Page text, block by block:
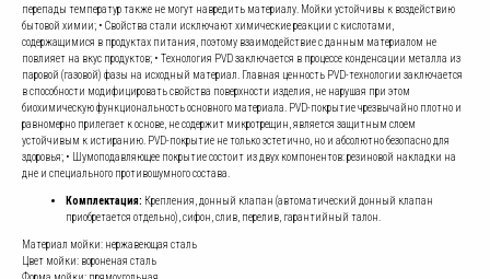
перепады температур также не могут навредить материалу. Мойки устойчивы к воздействию
бытовой химии; • Свойства стали исключают химические реакции с кислотами,
содержащимися в продуктах питания, поэтому взаимодействие с данным материалом не
повлияет на вкус продуктов; • Технология PVD заключается в процессе конденсации металла из
паровой (газовой) фазы на исходный материал. Главная ценность PVD-технологии заключается
в способности модифицировать свойства поверхности изделия, не нарушая при этом
биохимическую функциональность основного материала. PVD-покрытие чрезвычайно плотно и
равномерно прилегает к основе, не содержит микротрещин, является защитным слоем
устойчивым к истиранию. PVD-покрытие не только эстетично, но и абсолютно безопасно для
здоровья; • Шумоподавляющее покрытие состоит из двух компонентов: резиновой накладки на
дне и специального противошумного состава.
Комплектация: Крепления, донный клапан (автоматический донный клапан
приобретается отдельно), сифон, слив, перелив, гарантийный талон.
Материал мойки: нержавеющая сталь
Цвет мойки: вороненая сталь